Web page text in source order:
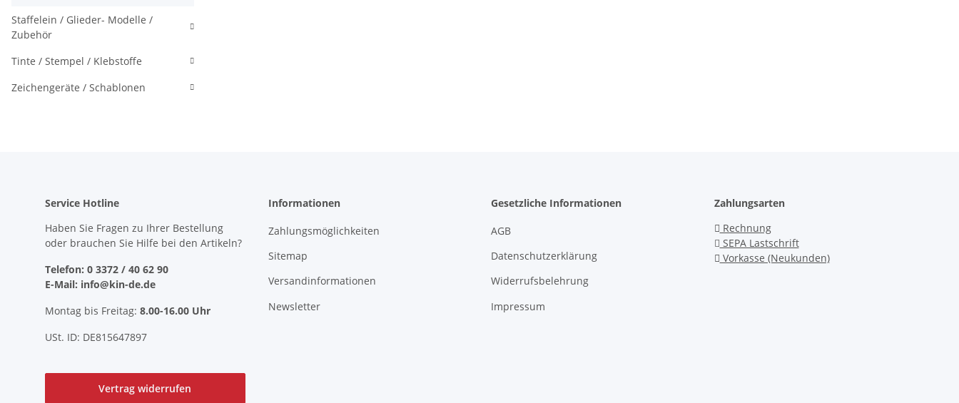
Staffelein / Glieder- Modelle /
Zubehör
Tinte / Stempel / Klebstoffe
Zeichengeräte / Schablonen
Service Hotline
Haben Sie Fragen zu Ihrer Bestellung
oder brauchen Sie Hilfe bei den Artikeln?
Telefon: 0 3372 / 40 62 90
E-Mail: info@kin-de.de
Montag bis Freitag: 8.00-16.00 Uhr
USt. ID: DE815647897
Informationen
Zahlungsmöglichkeiten
Sitemap
Versandinformationen
Newsletter
Gesetzliche Informationen
AGB
Datenschutzerklärung
Widerrufsbelehrung
Impressum
Zahlungsarten
Rechnung
SEPA Lastschrift
Vorkasse (Neukunden)
Vertrag widerrufen